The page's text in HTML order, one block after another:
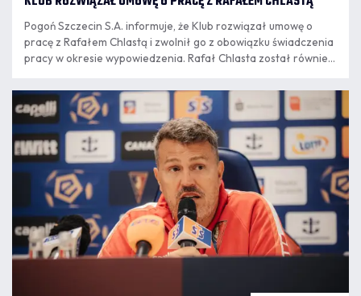
Pogoń Szczecin S.A. informuje, że Klub rozwiązał umowę o
pracę z Rafałem Chlastą i zwolnił go z obowiązku świadczenia
pracy w okresie wypowiedzenia. Rafał Chlasta został również
Pogoni Szczecin SA. Decyzja jest konsekwencją publikacji
Rafała Chlasty na serwisie społecznościowym "X".
07.08
16:34